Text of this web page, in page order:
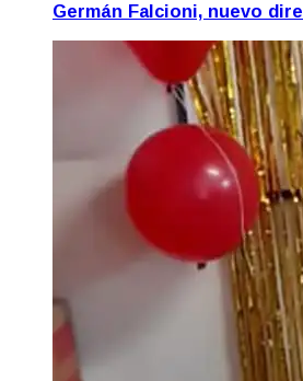
Germán Falcioni, nuevo